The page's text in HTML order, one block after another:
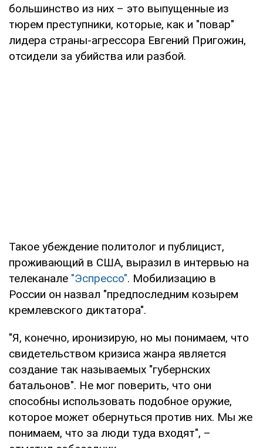
большинство из них – это выпущенные из
тюрем преступники, которые, как и "повар"
лидера страны-агрессора Евгений Пригожин,
отсидели за убийства или разбой.
Такое убеждение политолог и публицист,
проживающий в США, выразил в интервью на
телеканале "Эспрессо". Мобилизацию в
России он назвал "предпоследним козырем
кремлевского диктатора".
"Я, конечно, иронизирую, но мы понимаем, что
свидетельством кризиса жанра является
создание так называемых "губернских
батальонов". Не мог поверить, что они
способны использовать подобное оружие,
которое может обернуться против них. Мы же
понимаем, что за люди туда входят", –